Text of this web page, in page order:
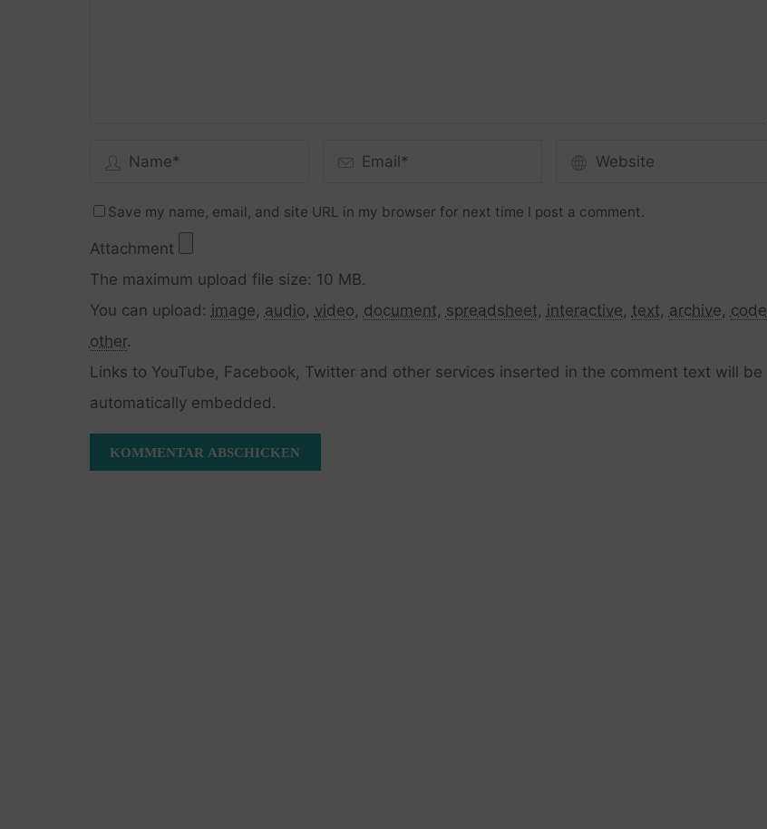
Save my name, email, and site URL in my browser for next time I post a comment.
Attachment
The maximum upload file size: 10 MB.
You can upload: image, audio, video, document, spreadsheet, interactive, text, archive, code
other.
Links to YouTube, Facebook, Twitter and other services inserted in the comment text will be
automatically embedded.